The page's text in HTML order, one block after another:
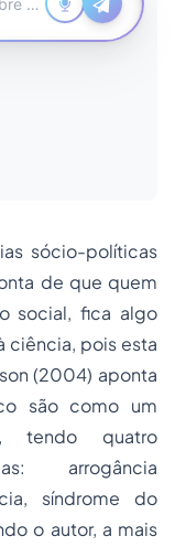
sócio-políticas
de que quem
social, fica algo
ciência, pois esta
(2004) aponta
são como um
tendo quatro
arrogância
síndrome do
o autor, a mais